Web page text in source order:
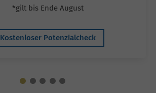
*gilt bis Ende August
Kostenloser Potenzialcheck